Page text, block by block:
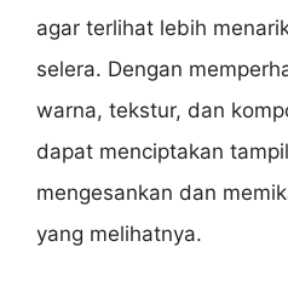
agar terlihat lebih
selera. Dengan
warna, tekstur, dan
dapat menciptakan
mengesankan dan
yang melihatnya.